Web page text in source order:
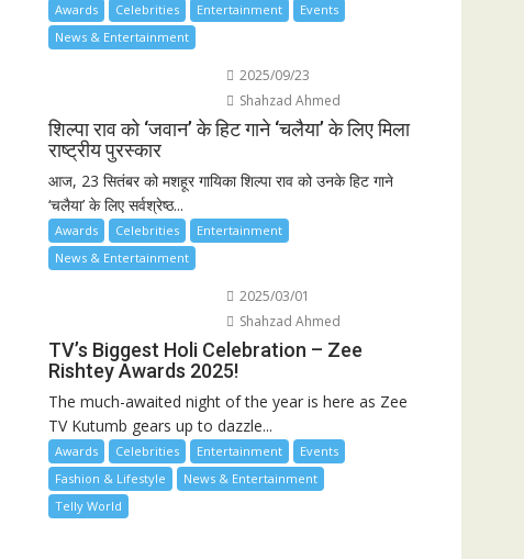
Awards Celebrities Entertainment
Events
News & Entertainment
2025/09/23
Shahzad Ahmed
शिल्पा राव को ‘जवान’ के हिट गाने ‘चलैया’ के लिए मिला
राष्ट्रीय पुरस्कार
आज, 23 सितंबर को मशहूर गायिका शिल्पा राव को उनके हिट गाने
‘चलैया’ के लिए सर्वश्रेष्ठ...
Awards Celebrities
Entertainment
News & Entertainment
2025/03/01
Shahzad Ahmed
TV’s Biggest Holi Celebration – Zee
Rishtey Awards 2025!
The much-awaited night of the year is here as Zee
TV Kutumb gears up to dazzle...
Awards Celebrities Entertainment
Events
Fashion & Lifestyle
News & Entertainment
Telly World